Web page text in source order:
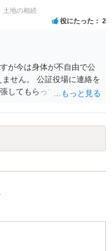
土地の相続
役にたった 2
が今は身体が不自由で公
せん。 公証役場に連絡を
してもらって公正証書を
に名義変更しておいた方
か？ 詳細が不明であり何
もあると思いますので、
がよいように思います。